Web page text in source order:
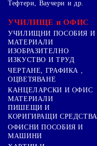
Тефтери, Ваучери и др.
УЧИЛИЩЕ и ОФИС
УЧИЛИЩНИ ПОСОБИЯ И
МАТЕРИАЛИ
ИЗОБРАЗИТЕЛНО
ИЗКУСТВО И ТРУД
ЧЕРТАНЕ, ГРАФИКА ,
ОЦВЕТЯВАНЕ
КАНЦЕЛАРСКИ И ОФИС
МАТЕРИАЛИ
ПИШЕЩИ И
КОРИГИРАЩИ СРЕДСТВА
ОФИСНИ ПОСОБИЯ И
МАШИНИ